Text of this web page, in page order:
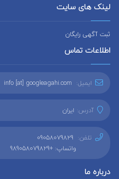
لینک های سایت
ثبت آگهی رایگان
اطلاعات تماس
ایمیل: info [at] googleagahi.com
آدرس: ایران
تلفن: 09058079829
واتساپ: +989058079829
درباره ما